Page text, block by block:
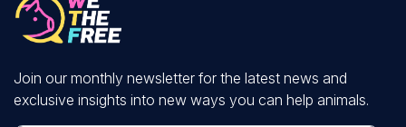
Join our monthly newsletter for the latest news and
exclusive insights into new ways you can help animals.